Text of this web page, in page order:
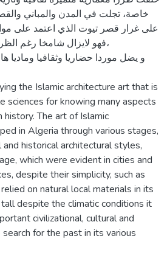
خاصة، تجلت في المدن والمباني
على غرار قصر تيوت الذي اعتمد على
فهو لايزال شامخا رغم
و يضل موردا حضاريا وثقافيا
the Islamic architecture art that is
sciences for knowing many aspects
history. The art of Islamic
in Algeria through various stages,
historical architectural styles,
which were evident in cities and
despite their simplicity, such as
on natural local materials in its
despite the climatic conditions it
civilizational, cultural and
for the past in its various